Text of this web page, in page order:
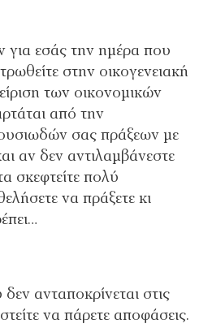
εσάς την ημέρα που
στην οικογενειακή
των οικονομικών
από την
σας πράξεων με
αν δεν αντιλαμβάνεστε
σκεφτείτε πολύ
να πράξετε κι
ανταποκρίνεται στις
να πάρετε αποφάσεις.